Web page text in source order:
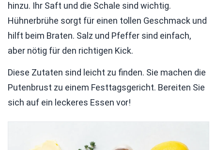
hinzu. Ihr Saft und die Schale sind wichtig.
Hühnerbrühe sorgt für einen tollen Geschmack und
hilft beim Braten. Salz und Pfeffer sind einfach,
aber nötig für den richtigen Kick.
Diese Zutaten sind leicht zu finden. Sie machen die
Putenbrust zu einem Festtagsgericht. Bereiten Sie
sich auf ein leckeres Essen vor!